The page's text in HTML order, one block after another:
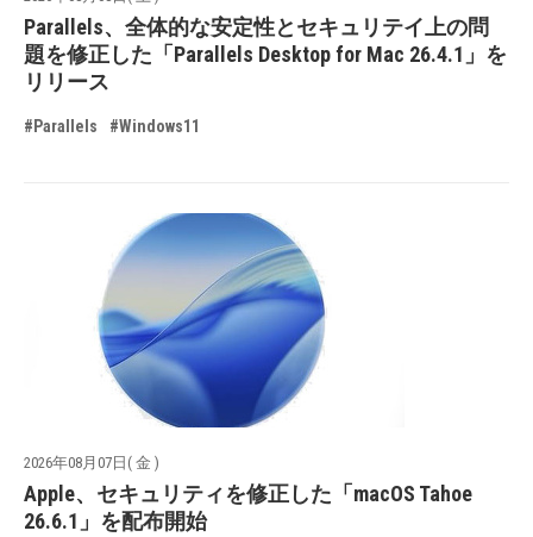
Parallels、全体的な安定性とセキュリテイ上の問
題を修正した「Parallels Desktop for Mac 26.4.1」を
リリース
#Parallels #Windows11
2026年08月07日( 金 )
Apple、セキュリティを修正した「macOS Tahoe
26.6.1」を配布開始